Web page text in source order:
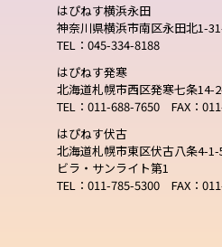
はぴねす横浜永田
神奈川県横浜市南区永田北1-
TEL：045-334-8188
はぴねす発寒
北海道札幌市西区発寒七条14-
TEL：011-688-7650 FAX：
はぴねす伏古
北海道札幌市東区伏古八条4-1-
ビラ・サンライト第1
TEL：011-785-5300 FAX：